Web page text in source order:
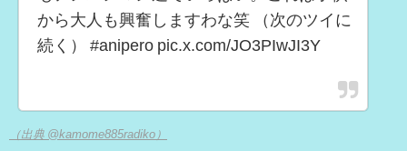
から大人も興奮しますわな笑 （次のツイに
続く） #anipero pic.x.com/JO3PIwJI3Y
（出典 @kamome885radiko）